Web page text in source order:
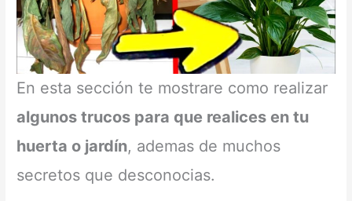
En esta sección te mostrare como realizar
algunos trucos para que realices en tu
huerta o jardín, ademas de muchos
secretos que desconocias.